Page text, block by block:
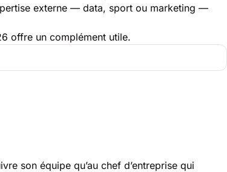
externe — data, sport ou marketing —
offre un complément utile.
son équipe qu’au chef d’entreprise qui